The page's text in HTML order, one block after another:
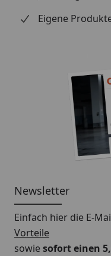
Eigene
Newsletter
Einfach hier die E-
Vorteile
sowiesofort einen